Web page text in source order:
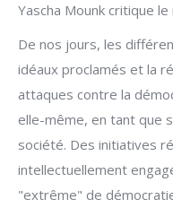
Yascha Mounk critique
De nos jours, les
idéaux proclamés et la
attaques contre la
elle-même, en tant que
société. Des initiatives
intellectuellement
"extrême" de